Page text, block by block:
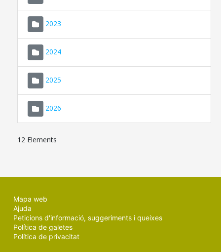
2023
2024
2025
2026
12 Elements
Mapa web
Ajuda
Peticions d'informació, suggeriments i queixes
Política de galetes
Política de privacitat